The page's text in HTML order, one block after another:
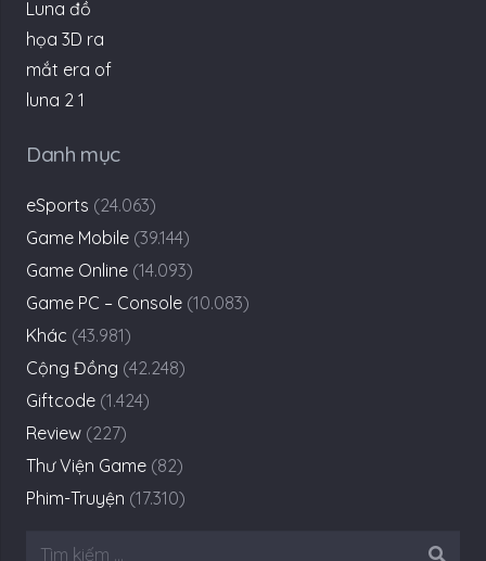
Danh mục
eSports (24.063)
Game Mobile (39.144)
Game Online (14.093)
Game PC – Console (10.083)
Khác (43.981)
Cộng Đồng (42.248)
Giftcode (1.424)
Review (227)
Thư Viện Game (82)
Phim-Truyện (17.310)
Tìm